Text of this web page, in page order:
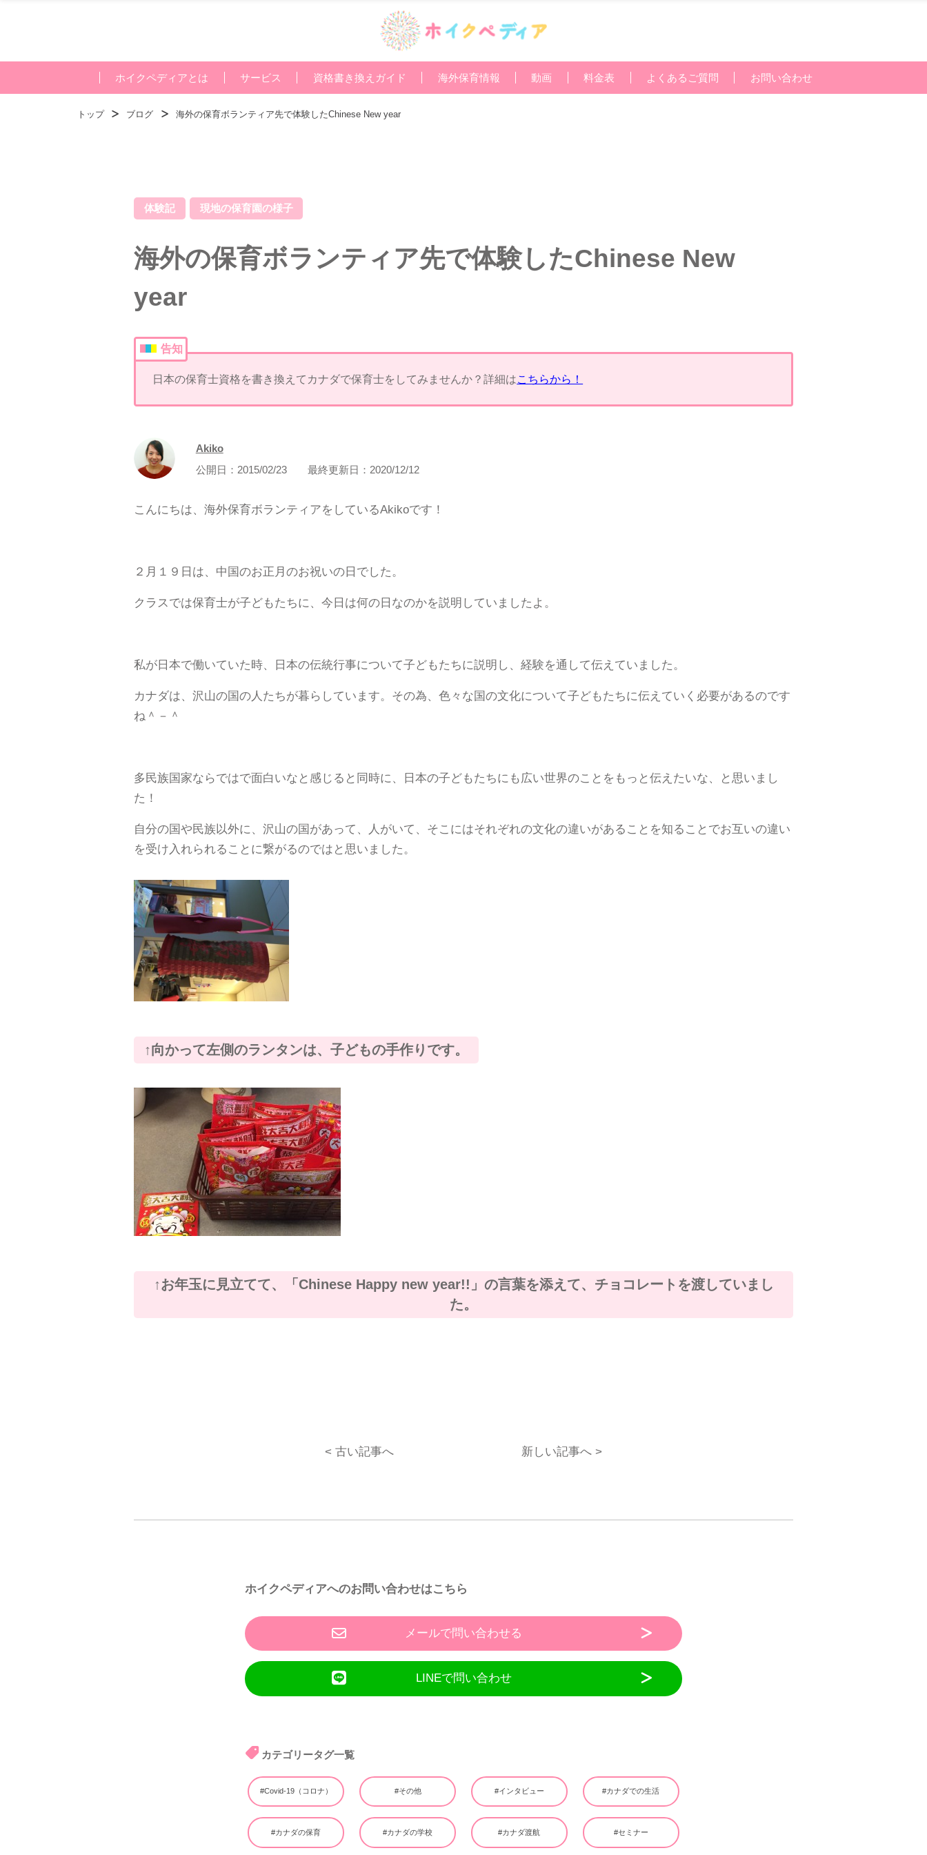
ホイクペディアとは サービス 資格書き換えガイド 海外保育情報 動画 料金表 よくあるご質問 お問い合わせ
トップ ブログ 海外の保育ボランティア先で体験したChinese New year
体験記 現地の保育園の様子
海外の保育ボランティア先で体験したChinese New
year
告知
日本の保育士資格を書き換えてカナダで保育士をしてみませんか？詳細はこちらから！
Akiko
公開日： 2015/02/23 最終更新日： 2020/12/12
こんにちは、海外保育ボランティアをしているAkikoです！
２月１９日は、中国のお正月のお祝いの日でした。
クラスでは保育士が子どもたちに、今日は何の日なのかを説明していましたよ。
私が日本で働いていた時、日本の伝統行事について子どもたちに説明し、経験を通して伝えていました。
カナダは、沢山の国の人たちが暮らしています。その為、色々な国の文化について子どもたちに伝えていく必要があるのです
ね＾－＾
多民族国家ならではで面白いなと感じると同時に、日本の子どもたちにも広い世界のことをもっと伝えたいな、と思いまし
た！
自分の国や民族以外に、沢山の国があって、人がいて、そこにはそれぞれの文化の違いがあることを知ることでお互いの違い
を受け入れられることに繋がるのではと思いました。
↑向かって左側のランタンは、子どもの手作りです。
↑お年玉に見立てて、「Chinese Happy new year!!」の言葉を添えて、チョコレートを渡していまし
た。
< 古い記事へ 新しい記事へ >
ホイクペディアへのお問い合わせはこちら
メールで問い合わせる
LINEで問い合わせ
カテゴリータグ一覧
#Covid-19（コロナ） #その他 #インタビュー #カナダでの生活
#カナダの保育 #カナダの学校 #カナダ渡航 #セミナー